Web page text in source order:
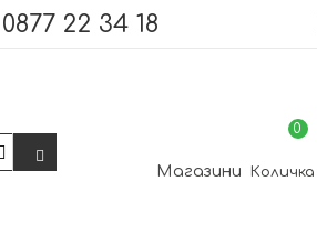
0877 22 34 18
Магазини Количка
0